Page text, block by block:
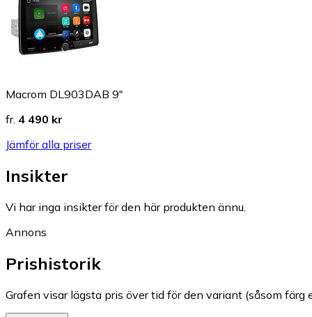
Macrom DL903DAB 9"
fr. 4 490 kr
Jämför alla priser
Insikter
Vi har inga insikter för den här produkten ännu.
Annons
Prishistorik
Grafen visar lägsta pris över tid för den variant (såsom